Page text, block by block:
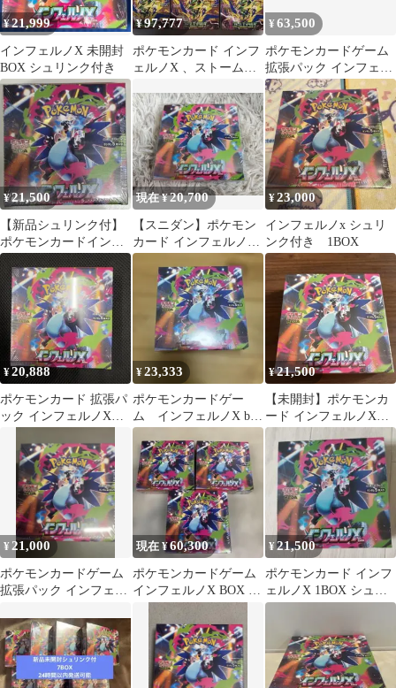
¥21,999
インフェルノX 未開封
BOX シュリンク付き
¥97,777
ポケモンカード インフ
ェルノX 、ストームエ
きBOX
¥63,500
ポケモンカードゲーム
拡張パック インフェル
ノX 3BOX シュリンク
付き
¥21,500
【新品シュリンク付】
ポケモンカードインフ
ェルノＸbox
現在 ¥20,700
【スニダン】ポケモン
カード インフェルノX
1BOX シュリンク付き
¥23,000
インフェルノx シュリ
ンク付き 1BOX
¥20,888
ポケモンカード 拡張パ
ック インフェルノX
リンク付き
¥23,333
ポケモンカードゲー
ム インフェルノX box
シュリンク付き未開封
¥21,500
【未開封】ポケモンカ
ード インフェルノX
1BOX シュリンク付き
¥21,000
ポケモンカードゲーム
拡張パック インフェル
現在 ¥60,300
ポケモンカードゲーム
インフェルノX BOX 未
ンク付き】
¥21,500
ポケモンカード インフ
ェルノX 1BOX シュリ
ンク付き 未開封 ポケカ